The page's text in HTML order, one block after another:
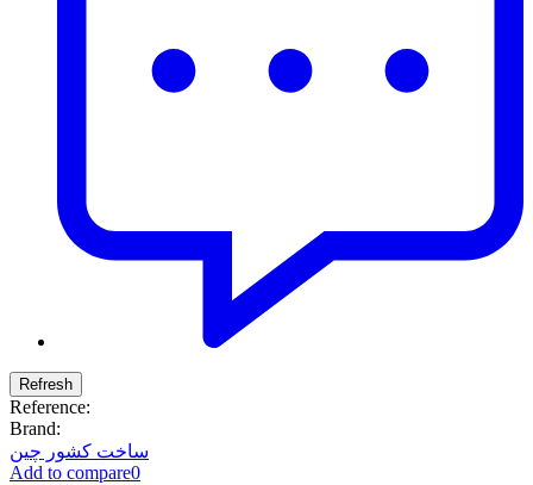
Reference:
Brand:
ساخت کشور چین
Add to compare0